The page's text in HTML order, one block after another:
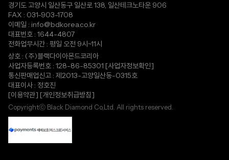
경기도 고양시 일산동구 일산로 138, 일산테크노타운 906
FAX : 031-903-1708
이메일 : info@bdkorea.co.kr
대표번호 : 1644-4807
전화업무시간 : 평일 오전 9시~11시
상호 : (주)블랙다이아몬드코리아
사업자등록번호 : 128-86-85301 [사업자정보확인]
통신판매업신고 : 제2013-고양일산동-0315호
대표이사 : 정호진
[이용약관] [개인정보취급방침]
Copyrightⓒ Black Diamond Co,Ltd. All rights reserved.